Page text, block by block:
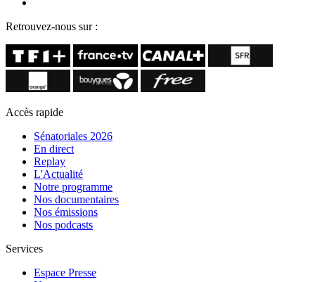
Retrouvez-nous sur :
Accès rapide
Sénatoriales 2026
En direct
Replay
L'Actualité
Notre programme
Nos documentaires
Nos émissions
Nos podcasts
Services
Espace Presse